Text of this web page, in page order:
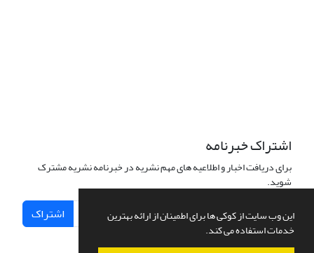
این وب سایت از کوکی ها برای اطمینان از ارائه بهترین
خدمات استفاده می کند.
اشتراک خبرنامه
برای دریافت اخبار و اطلاعیه های مهم نشریه در خبرنامه نشریه مشترک
شوید.
اشتراک